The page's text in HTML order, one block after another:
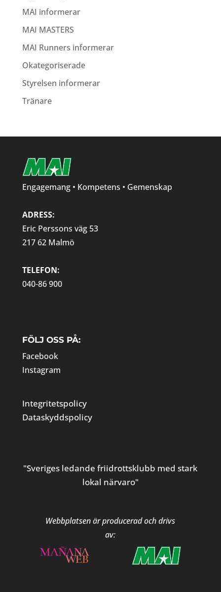
MAI informerar
MAI MASTERS
MAI Runners informerar
Okategoriserade
Styrelsen informerar
Tränare
Engagemang • Kompetens • Gemenskap
ADRESS:
Eric Perssons väg 53
217 62 Malmö
TELEFON:
040-86 900
FÖLJ OSS PÅ:
Facebook
Instagram
Integritetspolicy
Dataskyddspolicy
"Sveriges ledande friidrottsklubb med stark
lokal närvaro"
Webbplatsen är producerad och drivs
av: